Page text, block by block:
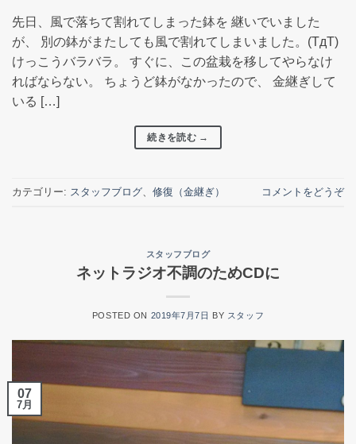
先日、風で落ちて割れてしまった鉢を 継いでいました
が、 別の鉢がまたしても風で割れてしまいました。(TдT)
けっこうバラバラ。 すぐに、この盆栽を移してやらなけ
ればならない。 ちょうど鉢がなかったので、 金継ぎして
いる […]
続きを読む →
カテゴリー: スタッフブログ 修復（金継ぎ） コメントをどうぞ
スタッフブログ
ネットラジオ不調のためCDに
POSTED ON 2019年7月7日 BY スタッフ
07
7月